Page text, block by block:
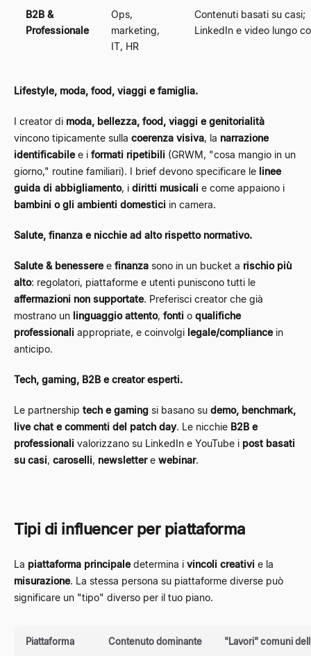
B2B &
Professionale
Ops,
marketing,
IT, HR
Contenuti basati su casi;
LinkedIn e video lungo
Lifestyle, moda, food, viaggi e famiglia.
I creator di moda, bellezza, food, viaggi e genitorialità
vincono tipicamente sulla coerenza visiva, la narrazione
identificabilee i formati ripetibili (GRWM, "cosa mangio in un
giorno," routine familiari). I brief devono specificare le linee
guida di abbigliamento, i diritti musicali e come appaiono i
bambini o gli ambienti domestici in camera.
Salute, finanza e nicchie ad alto rispetto normativo.
Salute & benesseree finanza sono in un bucket a rischio più
alto: regolatori, piattaforme e utenti puniscono tutti le
affermazioni non supportate. Preferisci creator che già
mostrano un linguaggio attento, fonti o qualifiche
professionali appropriate, e coinvolgi legale/compliancein
anticipo.
Tech, gaming, B2B e creator esperti.
Le partnership tech e gaming si basano su demo, benchmark,
live chat e commenti del patch day. Le nicchie B2B e
professionali valorizzano su LinkedIn e YouTube i post basati
su casi, caroselli, newslettere webinar.
Tipi di influencer per piattaforma
La piattaforma principaledetermina i vincoli creativi e la
misurazione. La stessa persona su piattaforme diverse può
significare un "tipo" diverso per il tuo piano.
Piattaforma Contenuto dominante "Lavori" comuni